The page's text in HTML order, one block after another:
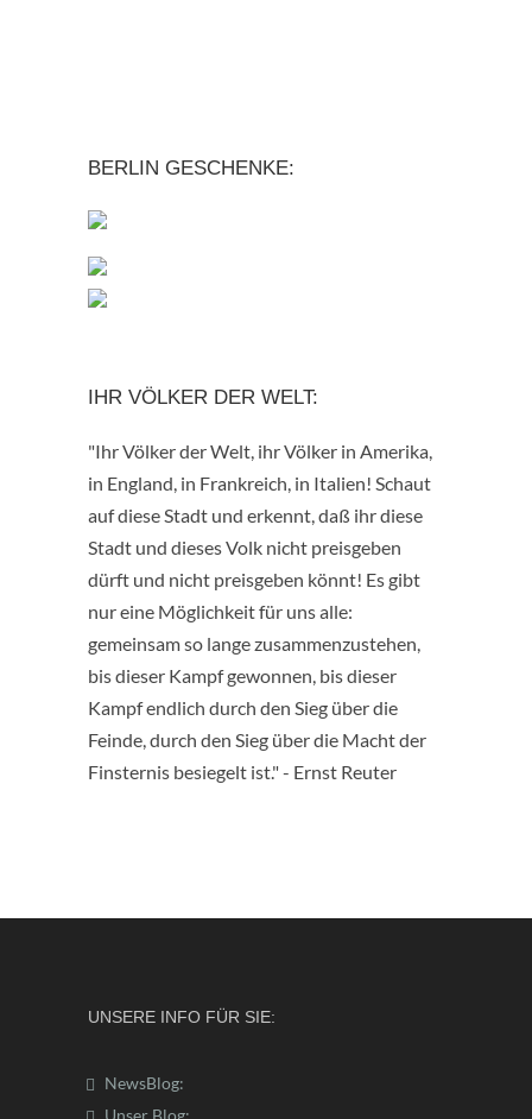
BERLIN GESCHENKE:
IHR VÖLKER DER WELT:
"Ihr Völker der Welt, ihr Völker in Amerika,
in England, in Frankreich, in Italien! Schaut
auf diese Stadt und erkennt, daß ihr diese
Stadt und dieses Volk nicht preisgeben
dürft und nicht preisgeben könnt! Es gibt
nur eine Möglichkeit für uns alle:
gemeinsam so lange zusammenzustehen,
bis dieser Kampf gewonnen, bis dieser
Kampf endlich durch den Sieg über die
Feinde, durch den Sieg über die Macht der
Finsternis besiegelt ist." - Ernst Reuter
UNSERE INFO FÜR SIE:
NewsBlog:
Unser Blog: